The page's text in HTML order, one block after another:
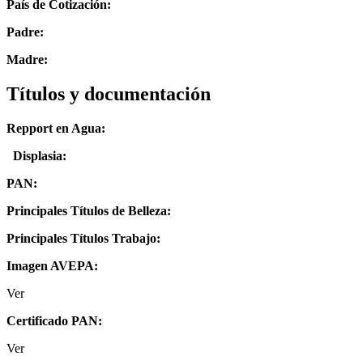
País de Cotización:
Padre:
Madre:
Títulos y documentación
Repport en Agua:
Displasia:
PAN:
Principales Títulos de Belleza:
Principales Títulos Trabajo:
Imagen AVEPA:
Ver
Certificado PAN:
Ver